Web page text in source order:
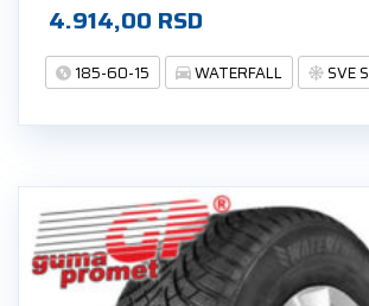
4.914,00 RSD
185-60-15 WATERFALL SVE